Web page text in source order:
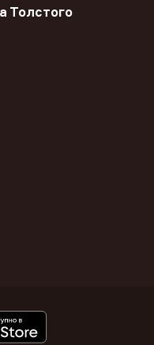
Толстого